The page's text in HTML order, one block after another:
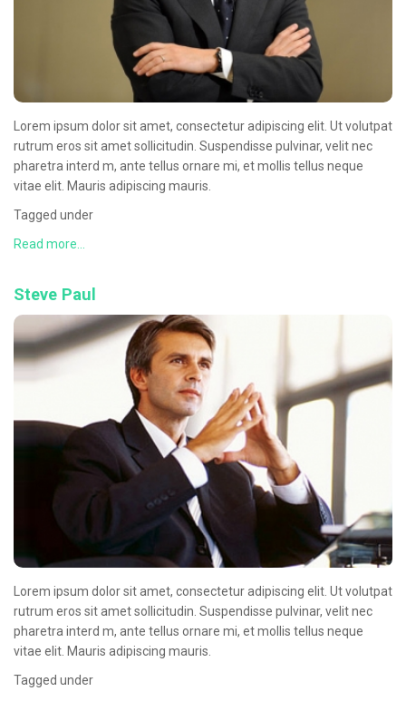
Lorem ipsum dolor sit amet, consectetur adipiscing elit. Ut volutpat
rutrum eros sit amet sollicitudin. Suspendisse pulvinar, velit nec
pharetra interd m, ante tellus ornare mi, et mollis tellus neque
vitae elit. Mauris adipiscing mauris.
Tagged under
Read more...
Steve Paul
Lorem ipsum dolor sit amet, consectetur adipiscing elit. Ut volutpat
rutrum eros sit amet sollicitudin. Suspendisse pulvinar, velit nec
pharetra interd m, ante tellus ornare mi, et mollis tellus neque
vitae elit. Mauris adipiscing mauris.
Tagged under
Formulaires et fiches techniques
Consultations
Nouvelles techniques à AMC
Activités et agenda scientifiques
Galerie
CONTACT